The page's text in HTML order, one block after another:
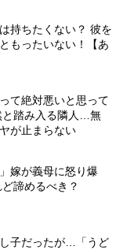
持ちたくない？ 彼を
もったいない！【あ
て絶対悪いと思って
踏み入る隣人…無
が止まらない
嫁が義母に怒り爆
諦めるべき？
子だったが…「うど